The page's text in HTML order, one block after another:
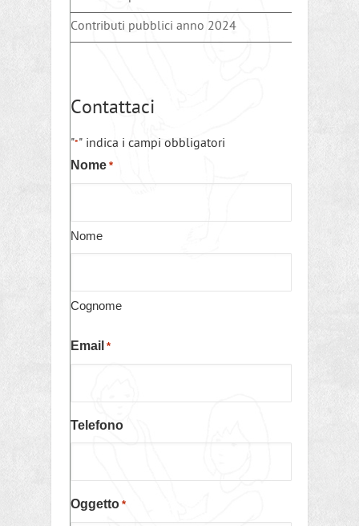
Contributi pubblici anno 2024
Contattaci
"*" indica i campi obbligatori
Nome *
Nome
Cognome
Email *
Telefono
Oggetto *